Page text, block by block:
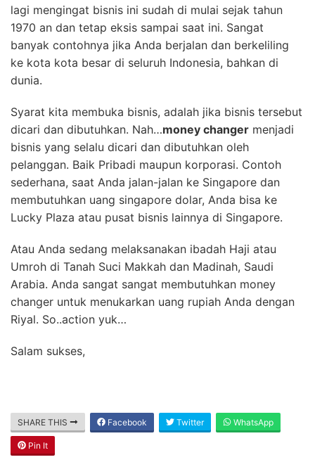
lagi mengingat bisnis ini sudah di mulai sejak tahun
1970 an dan tetap eksis sampai saat ini. Sangat
banyak contohnya jika Anda berjalan dan berkeliling
ke kota kota besar di seluruh Indonesia, bahkan di
dunia.
Syarat kita membuka bisnis, adalah jika bisnis tersebut
dicari dan dibutuhkan. Nah…money changer menjadi
bisnis yang selalu dicari dan dibutuhkan oleh
pelanggan. Baik Pribadi maupun korporasi. Contoh
sederhana, saat Anda jalan-jalan ke Singapore dan
membutuhkan uang singapore dolar, Anda bisa ke
Lucky Plaza atau pusat bisnis lainnya di Singapore.
Atau Anda sedang melaksanakan ibadah Haji atau
Umroh di Tanah Suci Makkah dan Madinah, Saudi
Arabia. Anda sangat sangat membutuhkan money
changer untuk menukarkan uang rupiah Anda dengan
Riyal. So..action yuk…
Salam sukses,
SHARE THIS Facebook Twitter WhatsApp
Pin It